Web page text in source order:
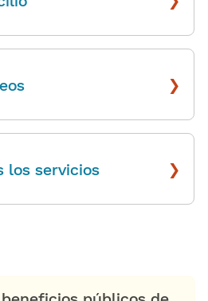
›
los servicios ›